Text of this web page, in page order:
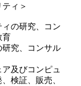
ィ＞
の研究、コン
育
研究、コンサル
及びコンピュ
検証、販売、